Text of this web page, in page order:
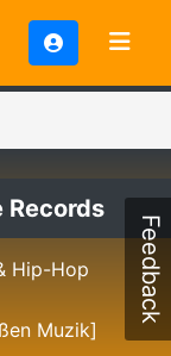
Records
Hip-Hop
Muzik]
Feedback